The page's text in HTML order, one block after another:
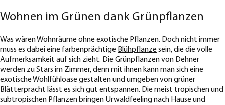
Wohnen im Grünen dank Grünpflanzen
Was wären Wohnräume ohne exotische Pflanzen. Doch nicht immer
muss es dabei eine farbenprächtige Blühpflanze sein, die die volle
Aufmerksamkeit auf sich zieht. Die Grünpflanzen von Dehner
werden zu Stars im Zimmer, denn mit ihnen kann man sich eine
exotische Wohlfühloase gestalten und umgeben von grüner
Blätterpracht lässt es sich gut entspannen. Die meist tropischen und
subtropischen Pflanzen bringen Urwaldfeeling nach Hause und